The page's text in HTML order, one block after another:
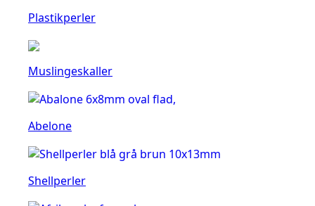
Plastikperler
Muslingeskaller
Abelone
Shellperler